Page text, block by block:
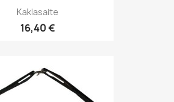
Kaklasaite
16,40 €